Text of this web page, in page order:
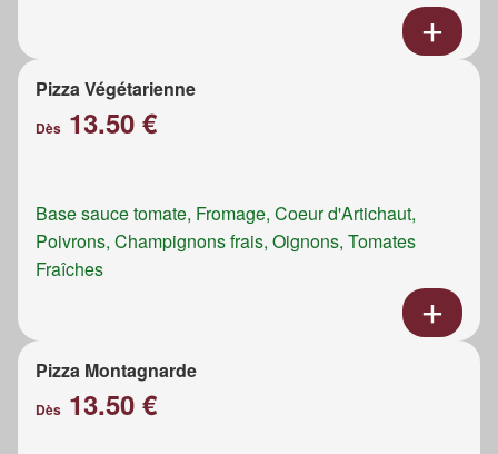
Pizza Végétarienne
Dès 13.50 €
Base sauce tomate, Fromage, Coeur d'Artichaut,
Poivrons, Champignons frais, Oignons, Tomates
Fraîches
Pizza Montagnarde
Dès 13.50 €